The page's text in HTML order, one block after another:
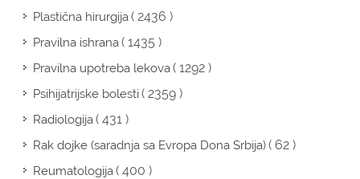
Plastična hirurgija( 2436 )
Pravilna ishrana( 1435 )
Pravilna upotreba lekova( 1292 )
Psihijatrijske bolesti( 2359 )
Radiologija( 431 )
Rak dojke (saradnja sa Evropa Dona Srbija)( 62 )
Reumatologija( 400 )